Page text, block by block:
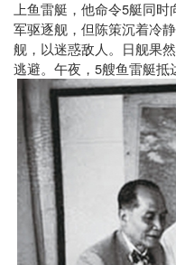
上鱼雷艇，他命令5艇同时
军驱逐舰，但陈策沉着冷
舰，以迷惑敌人。日舰果
逃避。午夜， 5艘鱼雷艇抵